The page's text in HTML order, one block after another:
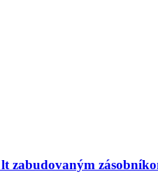
zabudovaným